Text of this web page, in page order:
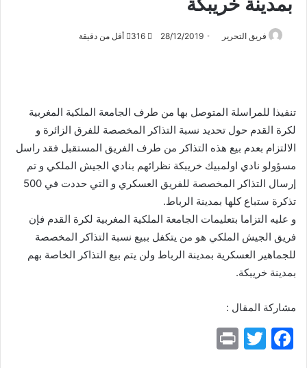
فريق التحرير 28/12/2019 أقل من دقيقة
تنفيذا للمراسلة المتوصل بها من طرف الجامعة الملكية المغربية
لكرة القدم حول تحديد نسبة التذاكر المخصصة للفرق الزائرة و
الالتزام بعدم بيع هذه التذاكر من طرف الفريق المستقبل فقد راسل
مسؤولو نادي اولمبيك خريبكة نظرائهم بنادي الجيش الملكي و تم
إرسال التذاكر المخصصة للفريق العسكري و التي حددت في 500
تذكرة ستباع كلها بمدينة الرباط.
و عليه التزاما بتعليمات الجامعة الملكية المغربية لكرة القدم فإن
فريق الجيش الملكي هو من يتكفل ببيع نسبة التذاكر المخصصة
للجماهير العسكرية بمدينة الرباط ولن يتم بيع التذاكر الخاصة بهم
بمدينة خريبكة.
مشاركة المقال :
F
T